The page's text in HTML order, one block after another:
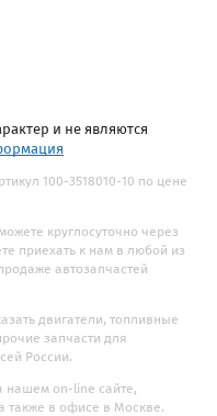
и не являются
100-3518010-10 по цене
круглосуточно через
приехать к нам в любой из
автозапчастей
двигатели, топливные
запчасти для
России.
нашем on-line сайте,
также в офисе в Москве.